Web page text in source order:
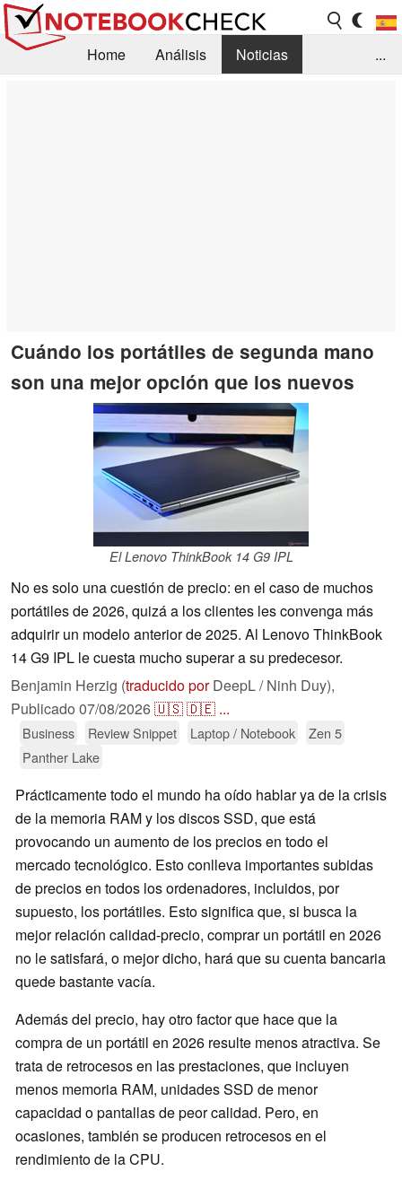
Home Análisis
Noticias
...
Cuándo los portátiles de segunda mano
son una mejor opción que los nuevos
El Lenovo ThinkBook 14 G9 IPL
No es solo una cuestión de precio: en el caso de muchos
portátiles de 2026, quizá a los clientes les convenga más
adquirir un modelo anterior de 2025. Al Lenovo ThinkBook
14 G9 IPL le cuesta mucho superar a su predecesor.
Benjamin Herzig (traducido porDeepL / Ninh Duy),
Publicado 07/08/2026🇺🇸🇩🇪 ...
Business Review Snippet Laptop / Notebook
Zen 5
Panther Lake
Prácticamente todo el mundo ha oído hablar ya de la crisis
de la memoria RAM y los discos SSD, que está
provocando un aumento de los precios en todo el
mercado tecnológico. Esto conlleva importantes subidas
de precios en todos los ordenadores, incluidos, por
supuesto, los portátiles. Esto significa que, si busca la
mejor relación calidad-precio, comprar un portátil en 2026
no le satisfará, o mejor dicho, hará que su cuenta bancaria
quede bastante vacía.
Además del precio, hay otro factor que hace que la
compra de un portátil en 2026 resulte menos atractiva. Se
trata de retrocesos en las prestaciones, que incluyen
menos memoria RAM, unidades SSD de menor
capacidad o pantallas de peor calidad. Pero, en
ocasiones, también se producen retrocesos en el
rendimiento de la CPU.